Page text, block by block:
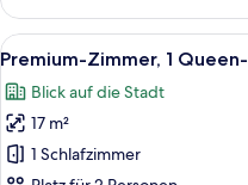
Suite,
1 King-
Bett
Class)
Alle
Fotos
für
Premium-
Zimmer,
5
Premium-Zimmer, 1
Blick auf die Stadt
17 m²
1 Schlafzimmer